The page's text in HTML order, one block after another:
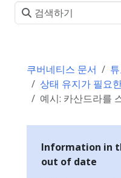
쿠버네티스 문서
상태 유지가 필요
예시: 카산드라를
Information in
out of date